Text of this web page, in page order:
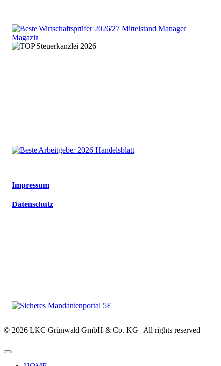
Impressum
Datenschutz
© 2026 LKC Grünwald GmbH & Co. KG | All rights reserved